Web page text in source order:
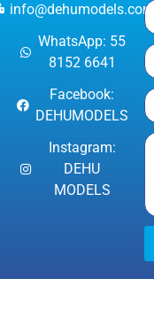
info@dehumodels.com
WhatsApp: 55
8152 6641
Facebook:
DEHUMODELS
Instagram:
DEHU
MODELS